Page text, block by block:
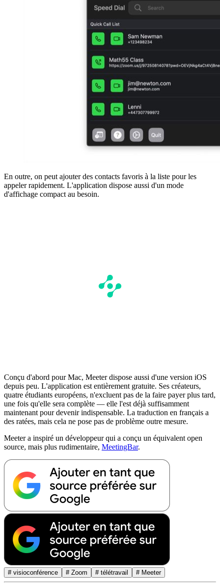
En outre, on peut ajouter des contacts favoris à la liste pour les
appeler rapidement. L'application dispose aussi d'un mode
d'affichage compact au besoin.
Conçu d'abord pour Mac, Meeter dispose aussi d'une version iOS
depuis peu. L'application est entièrement gratuite. Ses créateurs,
quatre étudiants européens, n'excluent pas de la faire payer plus tard,
une fois qu'elle sera complète — elle l'est déjà suffisamment
maintenant pour devenir indispensable. La traduction en français a
des ratées, mais cela ne pose pas de problème outre mesure.
Meeter a inspiré un développeur qui a conçu un équivalent open
source, mais plus rudimentaire, MeetingBar.
# visioconférence # Zoom # télétravail # Meeter